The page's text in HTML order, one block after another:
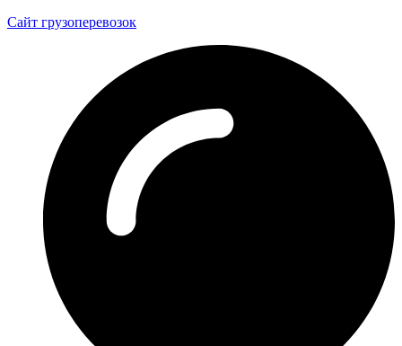
Сайт грузоперевозок